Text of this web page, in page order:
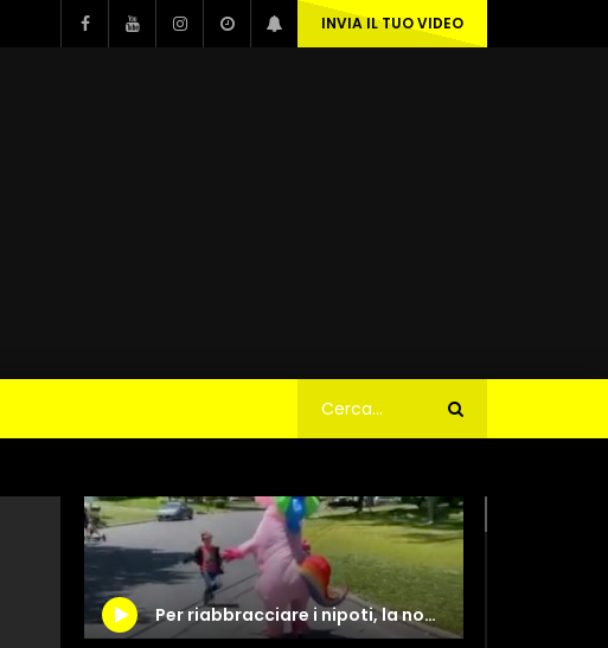
INVIA IL TUO VIDEO
Per riabbracciare i nipoti, la nonna si vesta da… unicorno